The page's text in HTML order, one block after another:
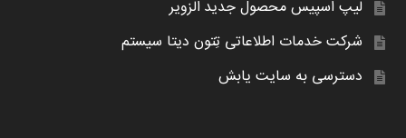
لیپ اسپیس محصول جدید الزویر
شرکت خدمات اطلاعاتی تِتون دیتا سیستم
دسترسی به سایت یابش